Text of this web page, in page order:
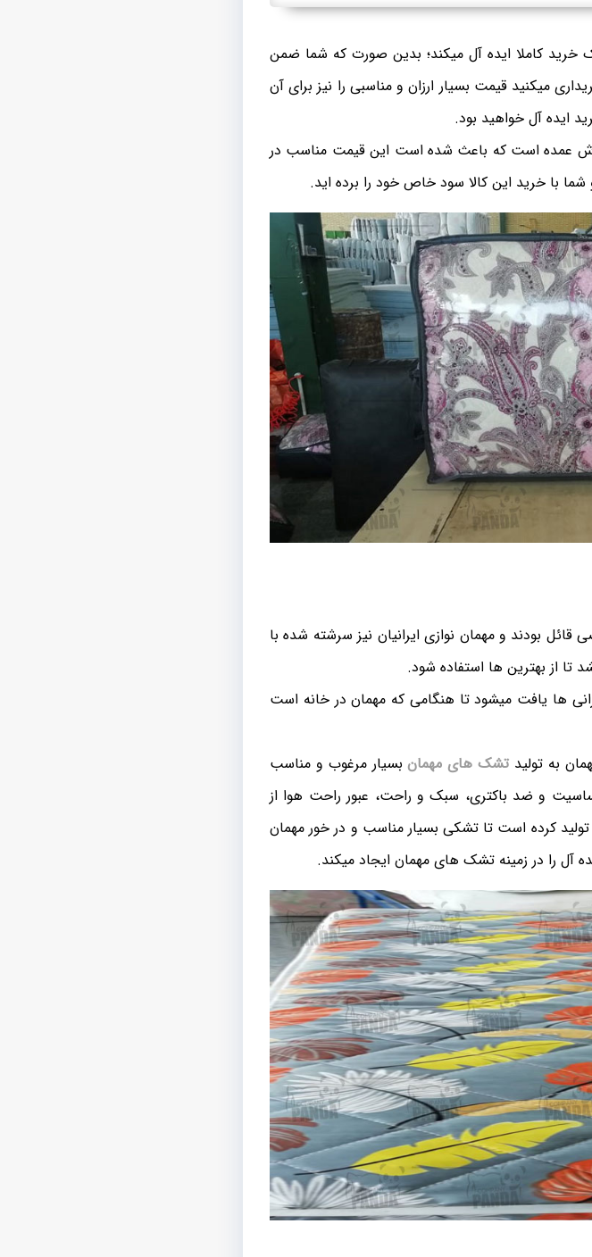
خرید کاملا ایده آل میکند؛ بدین صورت که شما ضمن
میکنید قیمت بسیار ارزان و مناسبی را نیز برای آن
آل خواهید بود.
عمده است که باعث شده است این قیمت مناسب در
با خرید این کالا سود خاص خود را برده اید.
قائل بودند و مهمان نوازی ایرانیان نیز سرشته شده با
تا از بهترین ها استفاده شود.
ها یافت میشود تا هنگامی که مهمان در خانه است
به تولید تشک های مهمان بسیار مرغوب و مناسب
و ضد باکتری، سبک و راحت، عبور راحت هوا از
کرده است تا تشکی بسیار مناسب و در خور مهمان
آل را در زمینه تشک های مهمان ایجاد میکند.